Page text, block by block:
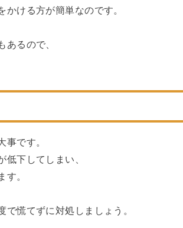
かける方が簡単なのです。
あるので、
事です。
下してしまい、
す。
慌てずに対処しましょう。